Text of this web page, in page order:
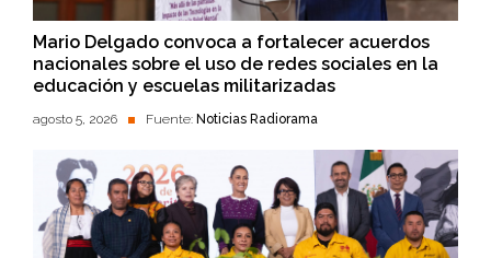
Mario Delgado convoca a fortalecer acuerdos
nacionales sobre el uso de redes sociales en la
educación y escuelas militarizadas
agosto 5, 2026 Fuente: Noticias Radiorama